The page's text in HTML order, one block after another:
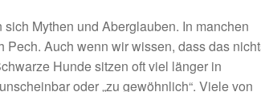
Mythen und Aberglauben. In manchen
Auch wenn wir wissen, dass das
Hunde sitzen oft viel länger in
oder „zu gewöhnlich“. Viele von